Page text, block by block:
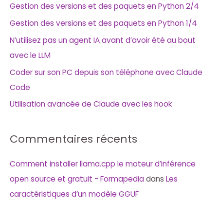
Gestion des versions et des paquets en Python 2/4
Gestion des versions et des paquets en Python 1/4
N’utilisez pas un agent IA avant d’avoir été au bout
avec le LLM
Coder sur son PC depuis son téléphone avec Claude
Code
Utilisation avancée de Claude avec les hook
Commentaires récents
Comment installer llama.cpp le moteur d’inférence
open source et gratuit - Formapediadans Les
caractéristiques d’un modèle GGUF